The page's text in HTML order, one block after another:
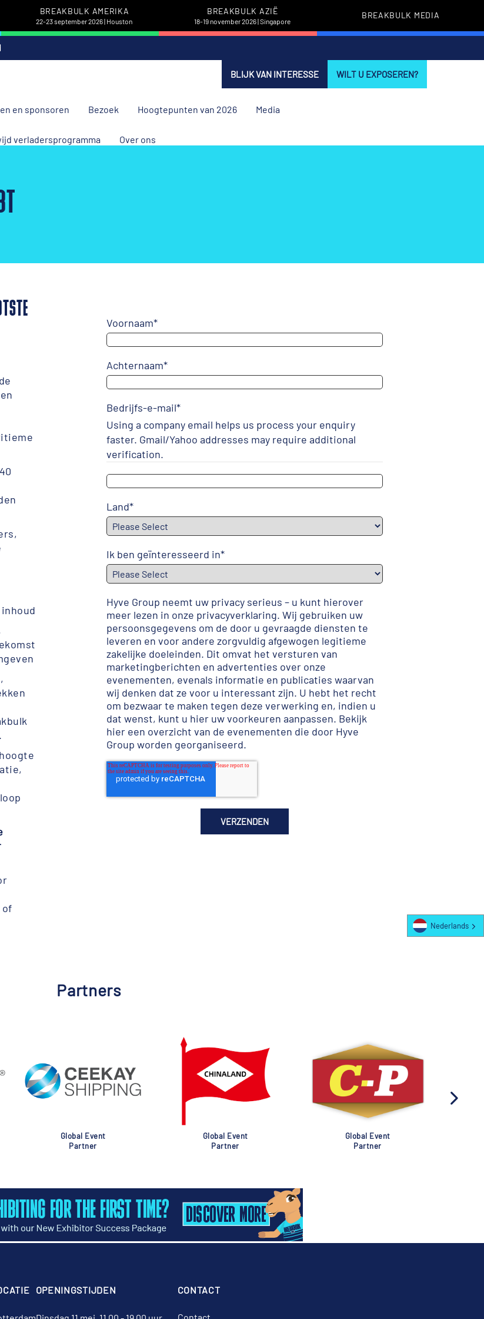
BREAKBULK AMERIKA
22-23 september 2026 | Houston
BREAKBULK AZIË
18-19 november 2026 | Singapore
BREAKBULK MEDIA
BLIJK VAN INTERESSE WILT U EXPOSEREN?
en sponsoren Bezoek Hoogtepunten van 2026 Media
verladersprogramma Over ons
of
Voornaam*
Achternaam*
Bedrijfs-e-mail*
Using a company email helps us process your enquiry
faster. Gmail/Yahoo addresses may require additional
verification.
Land*
Ik ben geïnteresseerd in*
Hyve Group neemt uw privacy serieus – u kunt hierover
meer lezen in onze privacyverklaring. Wij gebruiken uw
persoonsgegevens om de door u gevraagde diensten te
leveren en voor andere zorgvuldig afgewogen legitieme
zakelijke doeleinden. Dit omvat het versturen van
marketingberichten en advertenties over onze
evenementen, evenals informatie en publicaties waarvan
wij denken dat ze voor u interessant zijn. U hebt het recht
om bezwaar te maken tegen deze verwerking en, indien u
dat wenst, kunt u hier uw voorkeuren aanpassen. Bekijk
hier een overzicht van de evenementen die door Hyve
Group worden georganiseerd.
Partners
Global Event
Partner
Global Event
Partner
Global Event
Partner
OPENINGSTIJDEN CONTACT
Nederlands